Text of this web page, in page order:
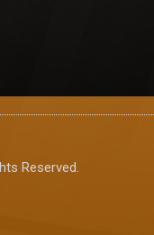
Reserved.